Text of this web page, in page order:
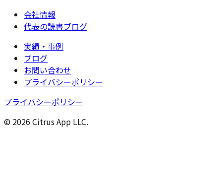
会社情報
代表の読書ブログ
実績・事例
ブログ
お問い合わせ
プライバシーポリシー
プライバシーポリシー
© 2026 Citrus App LLC.